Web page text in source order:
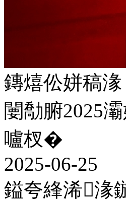
鏄熺伀姘稿
闄勪腑2025
嚧杈�
2025-06-25
鎰夸綘浠湪